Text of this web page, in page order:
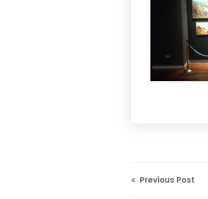
Previous Post